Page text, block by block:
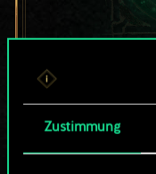
Zustimmung
Bis
ein